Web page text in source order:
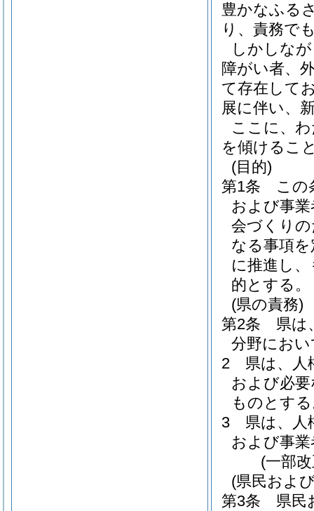
豊かなふる
り、責務で
しかしな
障がい者、
て存在して
展に伴い、
ここに、
を傾けるこ
(目的)
第1条
この
および事
会づくり
なる事項
に推進し
的とする。
(県の責務)
第2条
県は
分野にお
2
県は、人
および必
ものとす
3
県は、人
および事
(一部
(県民およ
第3条
県民